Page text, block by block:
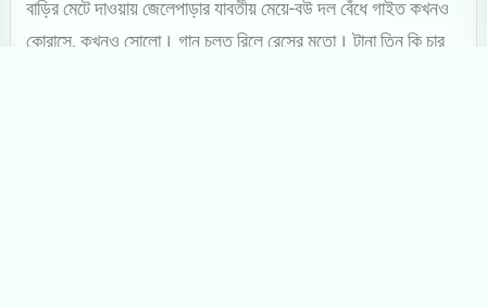
বাড়ির মেটে দাওয়ায় জেলেপাড়ার যাবতীয় মেয়ে-বউ দল বেঁধে গাইত কখনও
কোরাসে, কখনও সোলো। গান চলত রিলে রেসের মতো। টানা তিন কি চার